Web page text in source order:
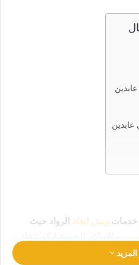
خدمات ونش انقاذ الرواد حيث
انقاذ عابدين
01063144040